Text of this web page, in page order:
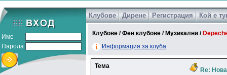
Games
Име
Парола
Клубове Дирене Регистрация Кой е
Клубове /Фен клубове / Музикални /
Информация за клуба
Тема
Re: